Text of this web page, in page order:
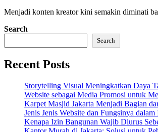
Menjadi konten kreator kini semakin diminati
Search
Search
Recent Posts
Storytelling Visual Meningkatkan Daya
Website sebagai Media Promosi untuk
Karpet Masjid Jakarta Menjadi Bagian
Jenis Jenis Website dan Fungsinya
Kenapa Izin Bangunan Wajib Diurus